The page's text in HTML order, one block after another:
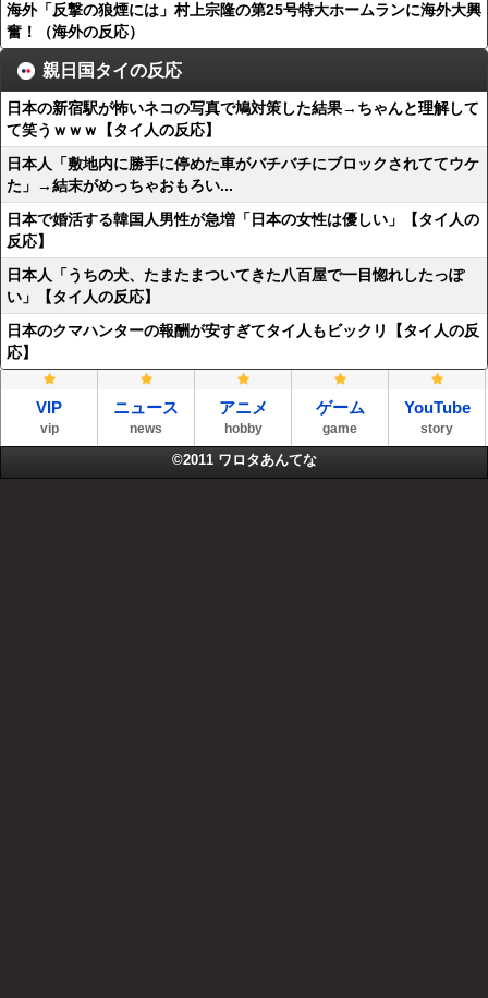
海外「反撃の狼煙には」村上宗隆の第25号特大ホームランに海外大興
奮！（海外の反応）
親日国タイの反応
日本の新宿駅が怖いネコの写真で鳩対策した結果→ちゃんと理解して
て笑うｗｗｗ【タイ人の反応】
日本人「敷地内に勝手に停めた車がバチバチにブロックされててウケ
た」→結末がめっちゃおもろい...
日本で婚活する韓国人男性が急増「日本の女性は優しい」【タイ人の
反応】
日本人「うちの犬、たまたまついてきた八百屋で一目惚れしたっぽ
い」【タイ人の反応】
日本のクマハンターの報酬が安すぎてタイ人もビックリ【タイ人の反
応】
VIP
vip
ニュース
news
アニメ
hobby
ゲーム
game
YouTube
story
©2011 ワロタあんてな